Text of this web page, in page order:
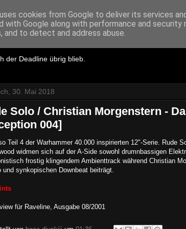
Reviews From
der Deadline übrig blieb.
30. Mai 2018
Solo / Christian Morgenstern -
004]
Teil 4 der Warhammer 40.000 inspirierten 12"-Serie. Rude
widmen sich auf der A-Side sowohl drumnbassigen
frostig klingendem Ambienttrack während Christian
und synkopischen Downbeat beiträgt.
für Raveline, Ausgabe 08/2001
cookies from Google to deliver its services
with Google along with performance and
and to detect and address abuse.